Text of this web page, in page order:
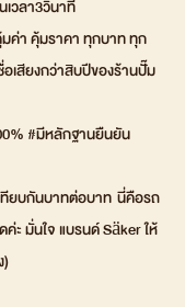
วลา3วินาที
ค่า คุ้มราคา ทุกบาท ทุก
เสียงกว่าสิบปีของร้านปั๊ม
#มีหลักฐานยืนยัน
ยบกันบาทต่อบาท นี่คือรถ
ะ มั่นใจ แบรนด์ Säker ให้
)